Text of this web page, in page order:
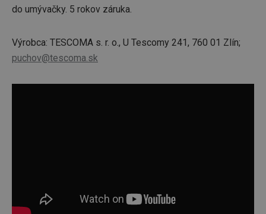
do umývačky. 5 rokov záruka.
Výrobca: TESCOMA s. r. o., U Tescomy 241, 760 01 Zlín;
puchov@tescoma.sk